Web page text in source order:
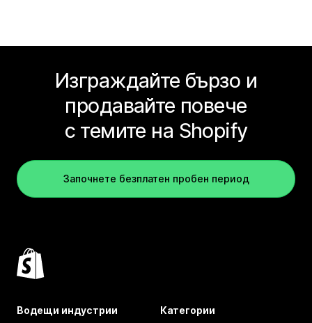
Изграждайте бързо и
продавайте повече
с темите на Shopify
Започнете безплатен пробен период
Водещи индустрии Категории